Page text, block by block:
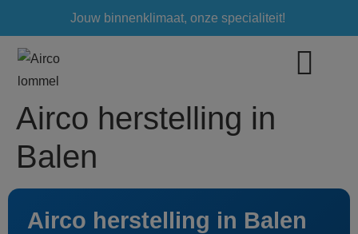
Jouw binnenklimaat, onze specialiteit!
Airco herstelling in
Balen
Airco herstelling in Balen